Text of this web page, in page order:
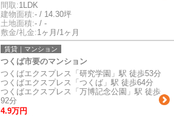
間取:1LDK
建物面積:- / 14.30坪
土地面積:- / -
敷金/礼金:1ヶ月/1ヶ月
賃貸｜マンション
つくば市要のマンション
つくばエクスプレス「研究学園」駅 徒歩53分
つくばエクスプレス「つくば」駅 徒歩64分
つくばエクスプレス「万博記念公園」駅 徒歩
92分
4.9万円